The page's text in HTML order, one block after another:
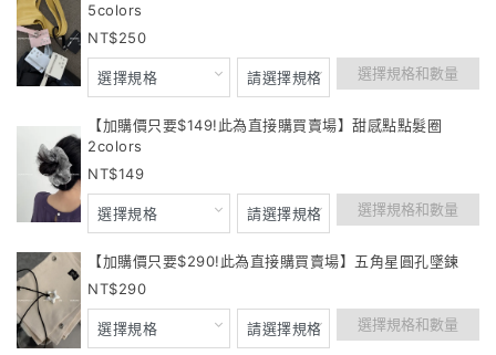
5colors
250
選擇規格和數量
【加購價只要$149!此為直接購買賣場】甜感點點髮圈
2colors
149
選擇規格和數量
【加購價只要$290!此為直接購買賣場】五角星圓孔墜鍊
290
選擇規格和數量